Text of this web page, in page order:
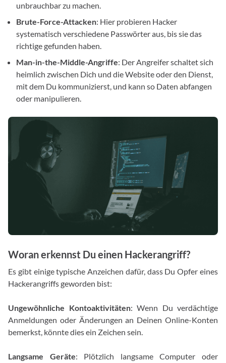
unbrauchbar zu machen.
Brute-Force-Attacken: Hier probieren Hacker
systematisch verschiedene Passwörter aus, bis sie das
richtige gefunden haben.
Man-in-the-Middle-Angriffe: Der Angreifer schaltet sich
heimlich zwischen Dich und die Website oder den Dienst,
mit dem Du kommunizierst, und kann so Daten abfangen
oder manipulieren.
Woran erkennst Du einen Hackerangriff?
Es gibt einige typische Anzeichen dafür, dass Du Opfer eines
Hackerangriffs geworden bist:
Ungewöhnliche Kontoaktivitäten: Wenn Du verdächtige
Anmeldungen oder Änderungen an Deinen Online-Konten
bemerkst, könnte dies ein Zeichen sein.
Langsame Geräte: Plötzlich langsame Computer oder